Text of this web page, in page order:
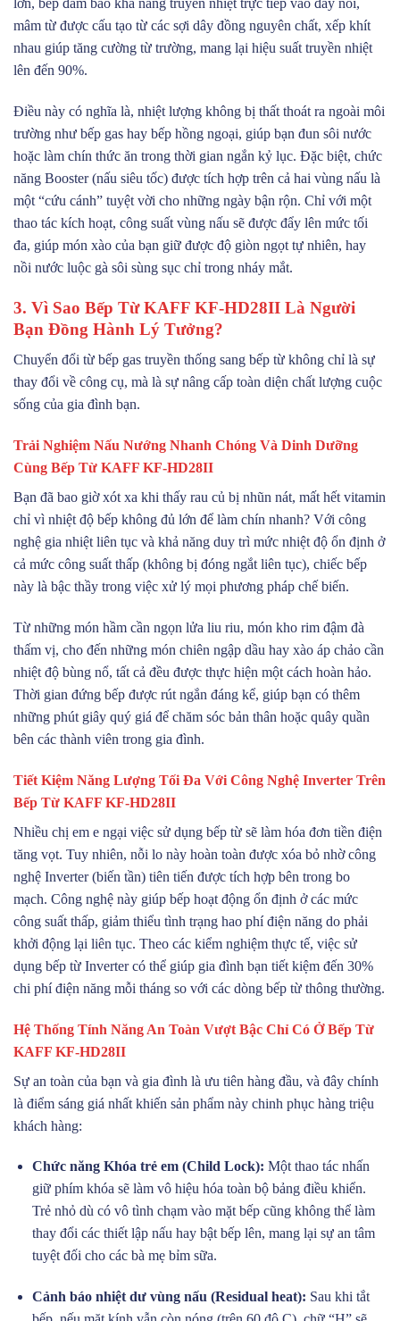
lớn, bếp đảm bảo khả năng truyền nhiệt trực tiếp vào đáy nồi,
mâm từ được cấu tạo từ các sợi dây đồng nguyên chất, xếp khít
nhau giúp tăng cường từ trường, mang lại hiệu suất truyền nhiệt
lên đến 90%.
Điều này có nghĩa là, nhiệt lượng không bị thất thoát ra ngoài môi
trường như bếp gas hay bếp hồng ngoại, giúp bạn đun sôi nước
hoặc làm chín thức ăn trong thời gian ngắn kỷ lục. Đặc biệt, chức
năng Booster (nấu siêu tốc) được tích hợp trên cả hai vùng nấu là
một “cứu cánh” tuyệt vời cho những ngày bận rộn. Chỉ với một
thao tác kích hoạt, công suất vùng nấu sẽ được đẩy lên mức tối
đa, giúp món xào của bạn giữ được độ giòn ngọt tự nhiên, hay
nồi nước luộc gà sôi sùng sục chỉ trong nháy mắt.
3. Vì Sao Bếp Từ KAFF KF-HD28II Là Người
Bạn Đồng Hành Lý Tưởng?
Chuyển đổi từ bếp gas truyền thống sang bếp từ không chỉ là sự
thay đổi về công cụ, mà là sự nâng cấp toàn diện chất lượng cuộc
sống của gia đình bạn.
Trải Nghiệm Nấu Nướng Nhanh Chóng Và Dinh Dưỡng
Cùng Bếp Từ KAFF KF-HD28II
Bạn đã bao giờ xót xa khi thấy rau củ bị nhũn nát, mất hết vitamin
chỉ vì nhiệt độ bếp không đủ lớn để làm chín nhanh? Với công
nghệ gia nhiệt liên tục và khả năng duy trì mức nhiệt độ ổn định ở
cả mức công suất thấp (không bị đóng ngắt liên tục), chiếc bếp
này là bậc thầy trong việc xử lý mọi phương pháp chế biến.
Từ những món hầm cần ngọn lửa liu riu, món kho rim đậm đà
thấm vị, cho đến những món chiên ngập dầu hay xào áp chảo cần
nhiệt độ bùng nổ, tất cả đều được thực hiện một cách hoàn hảo.
Thời gian đứng bếp được rút ngắn đáng kể, giúp bạn có thêm
những phút giây quý giá để chăm sóc bản thân hoặc quây quần
bên các thành viên trong gia đình.
Tiết Kiệm Năng Lượng Tối Đa Với Công Nghệ Inverter Trên
Bếp Từ KAFF KF-HD28II
Nhiều chị em e ngại việc sử dụng bếp từ sẽ làm hóa đơn tiền điện
tăng vọt. Tuy nhiên, nỗi lo này hoàn toàn được xóa bỏ nhờ công
nghệ Inverter (biến tần) tiên tiến được tích hợp bên trong bo
mạch. Công nghệ này giúp bếp hoạt động ổn định ở các mức
công suất thấp, giảm thiểu tình trạng hao phí điện năng do phải
khởi động lại liên tục. Theo các kiểm nghiệm thực tế, việc sử
dụng bếp từ Inverter có thể giúp gia đình bạn tiết kiệm đến 30%
chi phí điện năng mỗi tháng so với các dòng bếp từ thông thường.
Hệ Thống Tính Năng An Toàn Vượt Bậc Chỉ Có Ở Bếp Từ
KAFF KF-HD28II
Sự an toàn của bạn và gia đình là ưu tiên hàng đầu, và đây chính
là điểm sáng giá nhất khiến sản phẩm này chinh phục hàng triệu
khách hàng:
Chức năng Khóa trẻ em (Child Lock): Một thao tác nhấn
giữ phím khóa sẽ làm vô hiệu hóa toàn bộ bảng điều khiển.
Trẻ nhỏ dù có vô tình chạm vào mặt bếp cũng không thể làm
thay đổi các thiết lập nấu hay bật bếp lên, mang lại sự an tâm
tuyệt đối cho các bà mẹ bỉm sữa.
Cảnh báo nhiệt dư vùng nấu (Residual heat): Sau khi tắt